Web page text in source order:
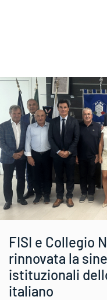
FISI e Collegio
rinnovata la
istituzionali
italiano